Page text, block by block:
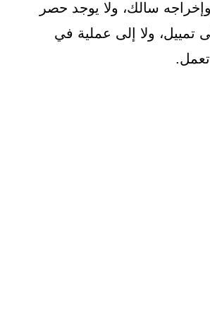
سالك، ولا يوجد حصر
تمييل، ولا إلى عملية في
تعمل.